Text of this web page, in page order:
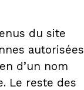
du site
autorisées
d’un nom
Le reste des